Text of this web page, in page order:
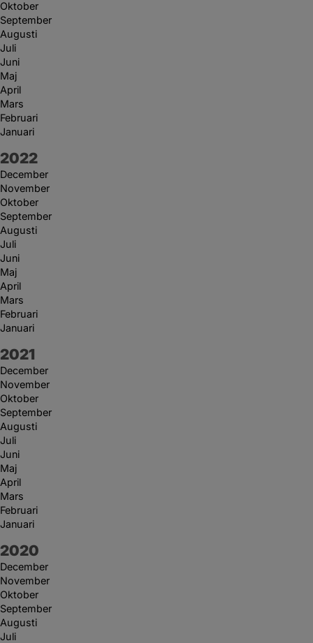
Oktober
September
Augusti
Juli
Juni
Maj
April
Mars
Februari
Januari
År:
2022
December
November
Oktober
September
Augusti
Juli
Juni
Maj
April
Mars
Februari
Januari
År:
2021
December
November
Oktober
September
Augusti
Juli
Juni
Maj
April
Mars
Februari
Januari
År:
2020
December
November
Oktober
September
Augusti
Juli